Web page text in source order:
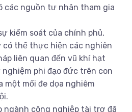
các nguồn tư nhân tham gia
kiểm soát của chính phủ,
có thể thực hiện các nghiên
liên quan đến vũ khí hạt
phi đạo đức trên con
mối đe dọa nghiêm
ngành công nghiệp tài trợ đã